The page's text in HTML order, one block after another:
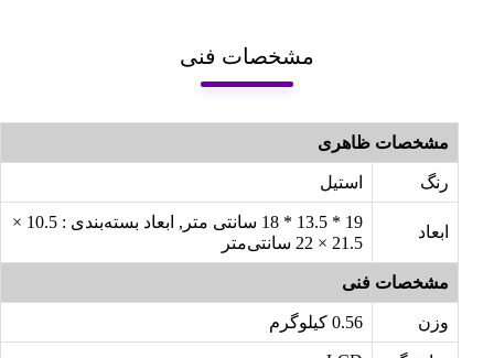
مشخصات فنی
مشخصات ظاهری
رنگ استیل
ابعاد
19 * 13.5 * 18 سانتی متر, ابعاد بسته‌بندی : 10.5 ×
21.5 × 22 سانتی‌متر
مشخصات فنی
وزن 0.56 کیلوگرم